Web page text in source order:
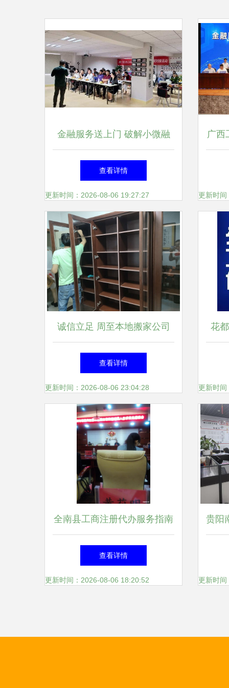
金融服务送上门 破解小微融
资难 海口市工商联小微企业
融资对接活动在昌海服务站成
功举办
查看详情
更新时间：2026-08-06 19:27:27
广西
更新时
诚信立足 周至本地搬家公司
如何用诚信服务赢得客户信赖
查看详情
更新时间：2026-08-06 23:04:28
花
更新时
全南县工商注册代办服务指南
高效开启您的创业之路
查看详情
更新时间：2026-08-06 18:20:52
贵阳
更新时